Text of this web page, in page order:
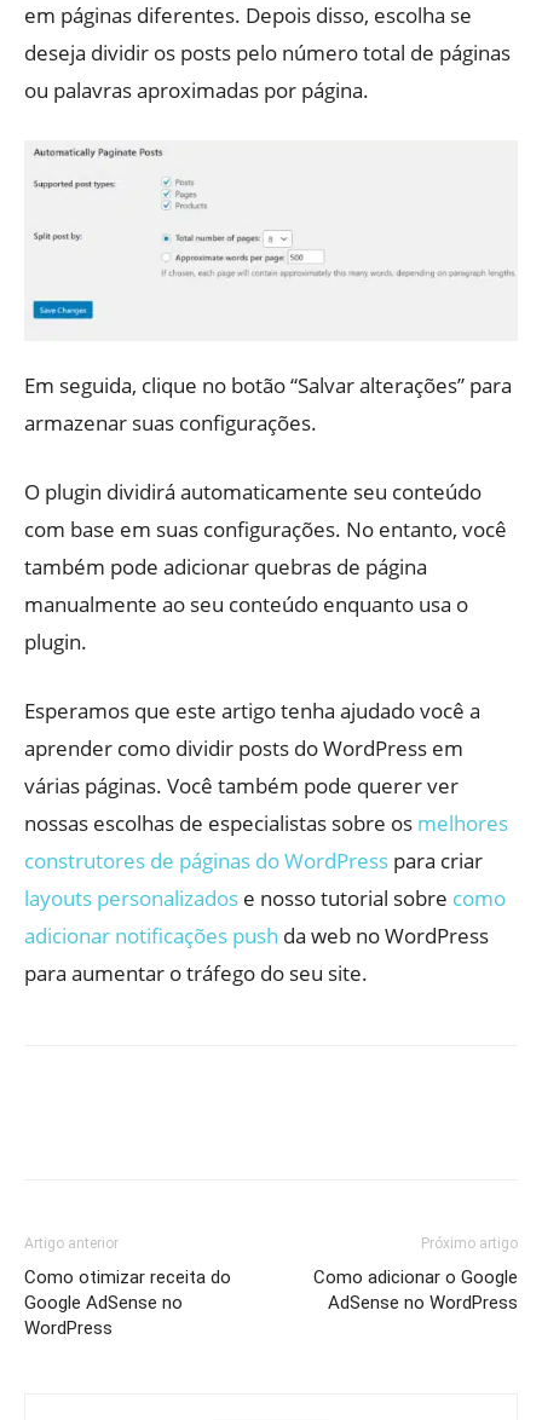
em páginas diferentes. Depois disso, escolha se
deseja dividir os posts pelo número total de páginas
ou palavras aproximadas por página.
Em seguida, clique no botão “Salvar alterações” para
armazenar suas configurações.
O plugin dividirá automaticamente seu conteúdo
com base em suas configurações. No entanto, você
também pode adicionar quebras de página
manualmente ao seu conteúdo enquanto usa o
plugin.
Esperamos que este artigo tenha ajudado você a
aprender como dividir posts do WordPress em
várias páginas. Você também pode querer ver
nossas escolhas de especialistas sobre os melhores
construtores de páginas do WordPress para criar
layouts personalizados e nosso tutorial sobre como
adicionar notificações push da web no WordPress
para aumentar o tráfego do seu site.
Artigo anterior
Como otimizar receita do
Google AdSense no
WordPress
Próximo artigo
Como adicionar o Google
AdSense no WordPress